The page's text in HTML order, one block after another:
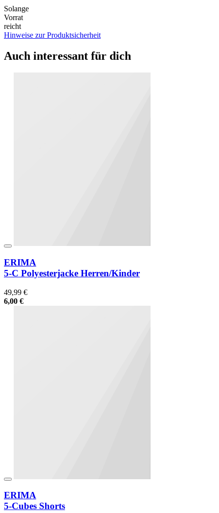
Solange
Vorrat
reicht
Hinweise zur Produktsicherheit
Auch interessant für dich
ERIMA
5-C Polyesterjacke Herren/Kinder
49,99 €
6,00 €
ERIMA
5-Cubes Shorts